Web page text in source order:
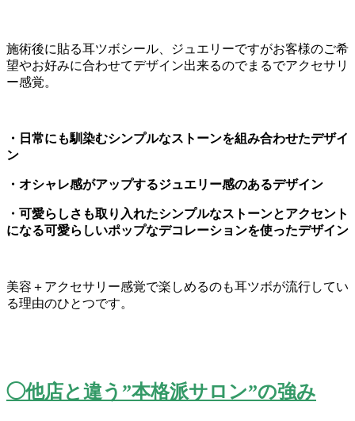
施術後に貼る耳ツボシール、
ジュエリーですがお客様のご希
望やお好みに合わせてデザイン出来るのでまるでアクセサリ
ー感覚。
・日常にも馴染むシンプルなストーンを組み合わせたデザイ
ン
・オシャレ感がアップするジュエリー感のあるデザイン
・ 可愛らしさも取り入れたシンプルなストーンとアクセント
になる可愛らしいポップなデコレーションを使ったデザイン
美容＋ アクセサリー感覚で楽しめるのも耳ツボが流行してい
る理由のひとつです。
◯他店と違う”本格派サロン”の強み